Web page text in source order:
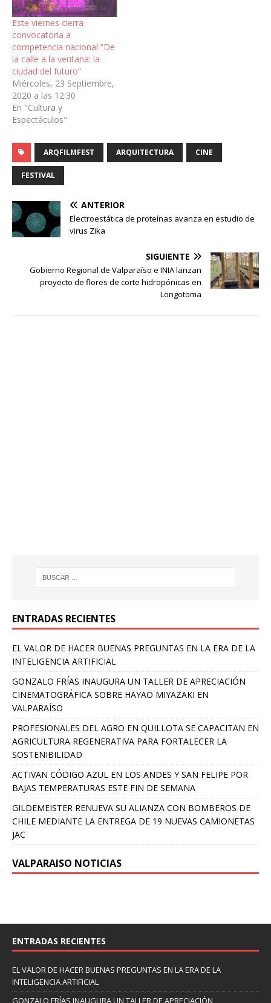
Este viernes cierra
convocatoria a
competencia nacional “De
la calle a la ventana: la
ciudad del futuro”
Miércoles, 23 Septiembre,
2020 a las 12:30
En "Cultura y
Espectáculos"
ARQFILMFEST ARQUITECTURA CINE
FESTIVAL
ANTERIOR
Electroestática de proteínas avanza en estudio de
virus Zika
SIGUIENTE
Gobierno Regional de Valparaíso e INIA lanzan
proyecto de flores de corte hidropónicas en
Longotoma
ENTRADAS RECIENTES
EL VALOR DE HACER BUENAS PREGUNTAS EN LA ERA DE LA
INTELIGENCIA ARTIFICIAL
GONZALO FRÍAS INAUGURA UN TALLER DE APRECIACIÓN
CINEMATOGRÁFICA SOBRE HAYAO MIYAZAKI EN
VALPARAÍSO
PROFESIONALES DEL AGRO EN QUILLOTA SE CAPACITAN EN
AGRICULTURA REGENERATIVA PARA FORTALECER LA
SOSTENIBILIDAD
ACTIVAN CÓDIGO AZUL EN LOS ANDES Y SAN FELIPE POR
BAJAS TEMPERATURAS ESTE FIN DE SEMANA
GILDEMEISTER RENUEVA SU ALIANZA CON BOMBEROS DE
CHILE MEDIANTE LA ENTREGA DE 19 NUEVAS CAMIONETAS
JAC
VALPARAISO NOTICIAS
ENTRADAS RECIENTES
EL VALOR DE HACER BUENAS PREGUNTAS EN LA ERA DE LA
INTELIGENCIA ARTIFICIAL
GONZALO FRÍAS INAUGURA UN TALLER DE APRECIACIÓN